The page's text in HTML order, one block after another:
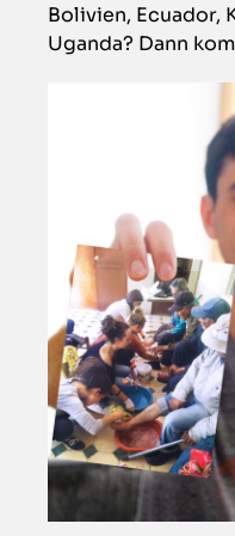
Bolivien, Ecuador,
Uganda? Dann